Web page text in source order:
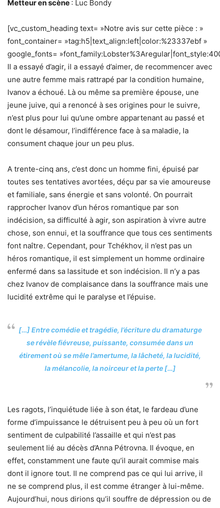
Metteur en scène : Luc Bondy
[vc_custom_heading text= »Notre avis sur cette pièce : »
font_container= »tag:h5|text_align:left|color:%23337ebf »
google_fonts=
Il a essayé d’agir, il a essayé d’aimer, de recommencer avec
une autre femme mais rattrapé par la condition humaine,
Ivanov a échoué. Là ou même sa première épouse, une
jeune juive, qui a renoncé à ses origines pour le suivre,
n’est plus pour lui qu’une ombre appartenant au passé et
dont le désamour, l’indifférence face à sa maladie, la
consument chaque jour un peu plus.
A trente-cinq ans, c’est donc un homme fini, épuisé par
toutes ses tentatives avortées, déçu par sa vie amoureuse
et familiale, sans énergie et sans volonté. On pourrait
rapprocher Ivanov d’un héros romantique par son
indécision, sa difficulté à agir, son aspiration à vivre autre
chose, son ennui, et la souffrance que tous ces sentiments
font naître. Cependant, pour Tchékhov, il n’est pas un
héros romantique, il est simplement un homme ordinaire
enfermé dans sa lassitude et son indécision. Il n’y a pas
chez Ivanov de complaisance dans la souffrance mais une
lucidité extrême qui le paralyse et l’épuise.
[…] Entre comédie et tragédie, l’écriture du dramaturge
se révèle fiévreuse, puissante, consumée dans un
étirement où se mêle l’amertume, la lâcheté, la lucidité,
la mélancolie, la noirceur et la perte […]
Les ragots, l’inquiétude liée à son état, le fardeau d’une
forme d’impuissance le détruisent peu à peu où un fort
sentiment de culpabilité l’assaille et qui n’est pas
seulement lié au décès d’Anna Pétrovna. Il évoque, en
effet, constamment une faute qu’il aurait commise mais
dont il ignore tout. Il ne comprend pas ce qui lui arrive, il
ne se comprend plus, il est comme étranger à lui-même.
Aujourd’hui, nous dirions qu’il souffre de dépression ou de